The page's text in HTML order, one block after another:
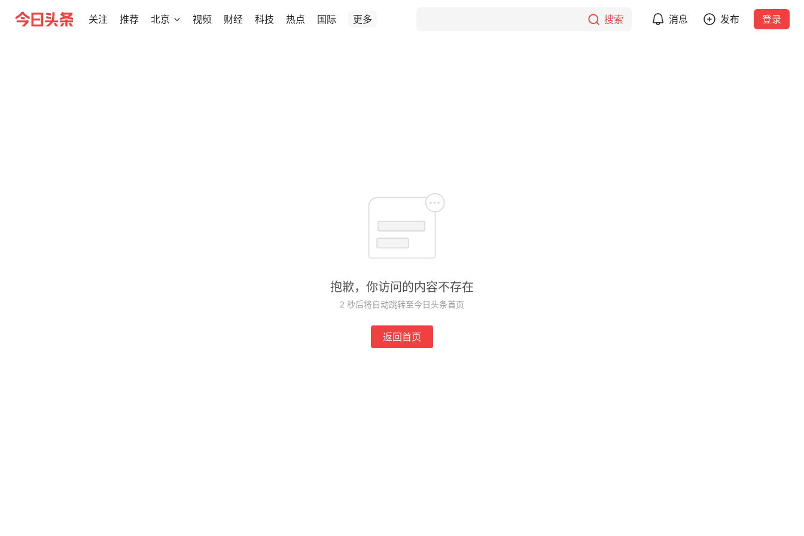
关注 推荐 北京 视频 财经 科技 热点 国际 更多 搜索 消息 发布 登录
抱歉，你访问的内容不存在
2 秒后将自动跳转至今日头条首页
返回首页